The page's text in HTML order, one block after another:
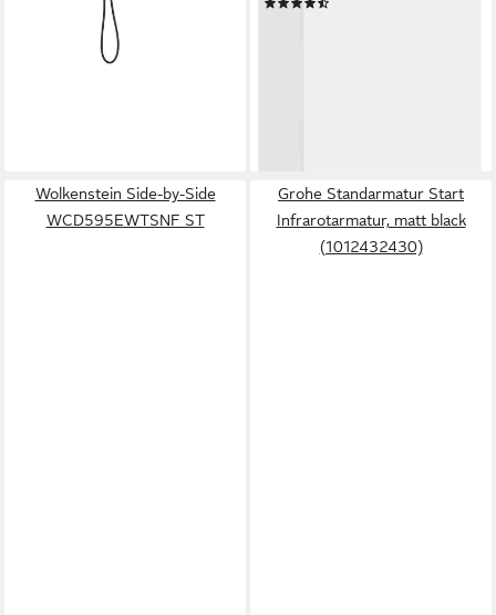
lieferbar - in 3-4 Werktagen bei dir
Wolkenstein Side-by-Side
WCD595EWTSNF ST
Grohe Standarmatur Start
Infrarotarmatur, matt black
(1012432430)